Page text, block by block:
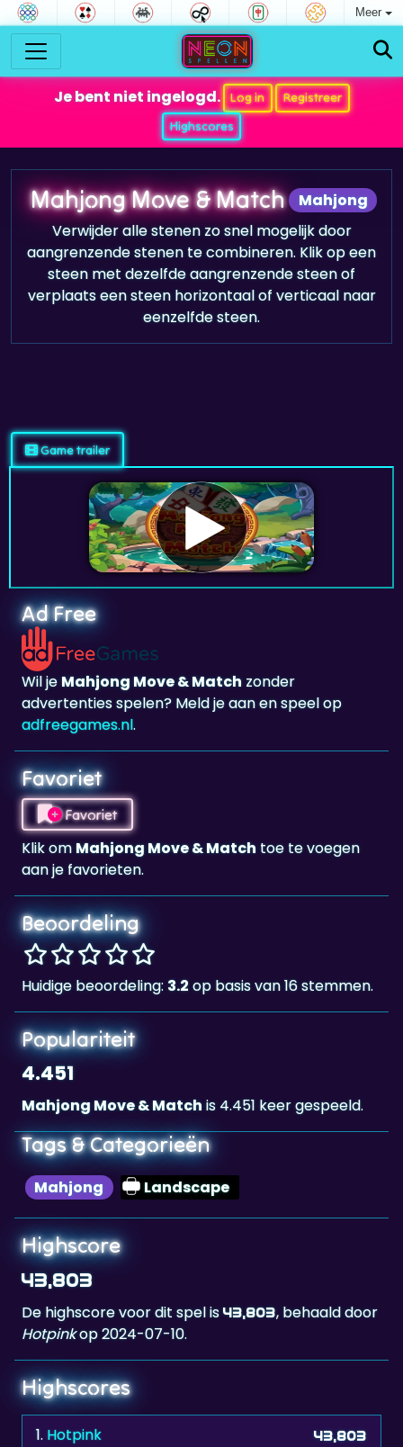
Meer
Je bent niet ingelogd. Log in
Registreer
Highscores
Mahjong
Mahjong Move & Match
Verwijder alle stenen zo snel mogelijk door
aangrenzende stenen te combineren. Klik op een
steen met dezelfde aangrenzende steen of
verplaats een steen horizontaal of verticaal naar
eenzelfde steen.
Game trailer
Ad Free
Wil jeMahjong Move & Matchzonder
advertenties spelen? Meld je aan en speel op
adfreegames.nl.
Favoriet
Favoriet
Klik omMahjong Move & Matchtoe te voegen
aan je favorieten.
Beoordeling
Huidige beoordeling: 3.2op basis van 16 stemmen.
Populariteit
4.451
Mahjong Move & Matchis 4.451 keer gespeeld.
Tags & Categorieën
Mahjong Landscape
Highscore
43,803
De highscore voor dit spel is43,803, behaald door
Hotpinkop 2024-07-10.
Highscores
1. Hotpink 43,803